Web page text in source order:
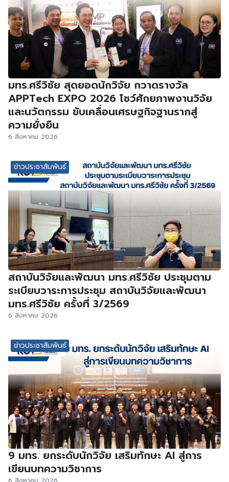
มทร.ศรีวิชัย สุดยอดนักวิจัย กวาดรางวัล
APPTech EXPO 2026 โชว์ศักยภาพงานวิจัย
และนวัตกรรม ขับเคลื่อนเศรษฐกิจฐานรากสู่
ความยั่งยืน
6 สิงหาคม 2026
ข่าวประชาสัมพันธ์
สถาบันวิจัยและพัฒนา มทร.ศรีวิชัย ประชุมตาม
ระเบียบวาระการประชุม สถาบันวิจัยและพัฒนา
มทร.ศรีวิชัย ครั้งที่ 3/2569
6 สิงหาคม 2026
ข่าวประชาสัมพันธ์
9 มทร. ยกระดับนักวิจัย เสริมทักษะ AI สู่การ
เขียนบทความวิชาการ